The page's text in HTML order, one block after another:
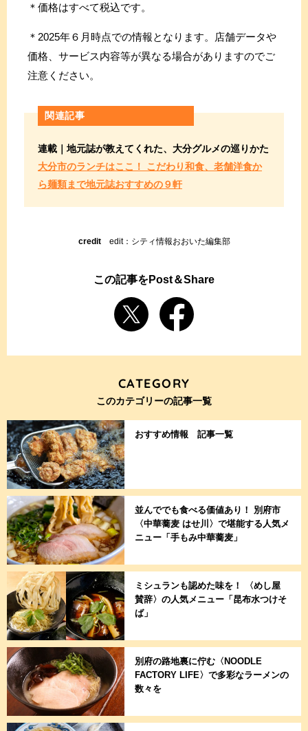
＊価格はすべて税込です。
＊2025年６月時点での情報となります。店舗データや
価格、サービス内容等が異なる場合がありますのでご
注意ください。
関連記事
連載｜地元誌が教えてくれた、大分グルメの巡りかた
大分市のランチはここ！ こだわり和食、老舗洋食か
ら麺類まで地元誌おすすめの９軒
creditedit：シティ情報おおいた編集部
この記事をPost＆Share
CATEGORY
このカテゴリーの記事一覧
おすすめ情報 記事一覧
並んででも食べる価値あり！ 別府市
〈中華蕎麦 はせ川〉で堪能する人気メ
ニュー「手もみ中華蕎麦」
ミシュランも認めた味を！ 〈めし屋
賛辞〉の人気メニュー「昆布水つけそ
ば」
別府の路地裏に佇む〈NOODLE
FACTORY LIFE〉で多彩なラーメンの
数々を